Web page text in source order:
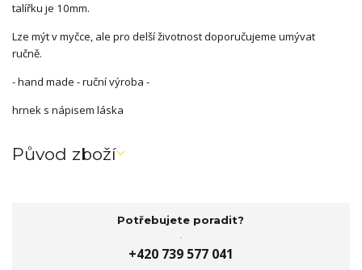
talířku je 10mm.
Lze mýt v myčce, ale pro delší životnost doporučujeme umývat
ručně.
- hand made - ruční výroba -
hrnek s nápisem láska
Původ zboží
Potřebujete poradit?
+420 739 577 041